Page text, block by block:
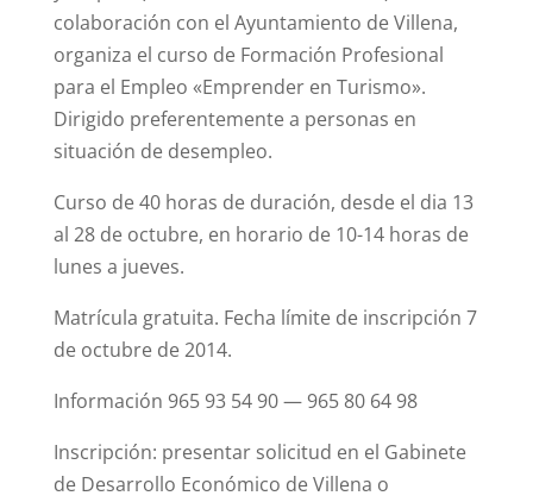
colaboración con el Ayuntamiento de Villena,
organiza el curso de Formación Profesional
para el Empleo «Emprender en Turismo».
Dirigido preferentemente a personas en
situación de desempleo.
Curso de 40 horas de duración, desde el dia 13
al 28 de octubre, en horario de 10-14 horas de
lunes a jueves.
Matrícula gratuita. Fecha límite de inscripción 7
de octubre de 2014.
Información 965 93 54 90 — 965 80 64 98
Inscripción: presentar solicitud en el Gabinete
de Desarrollo Económico de Villena o